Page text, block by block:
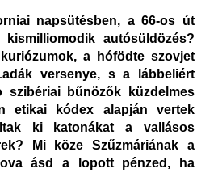
napsütésben, a 66-os út
kismilliomodik autósüldözés?
a hófödte szovjet
versenye, s a lábbeliért
szibériai bűnözők küzdelmes
etikai kódex alapján vertek
ki katonákat a vallásos
Mi köze Szűzmáriának a
ásd a lopott pénzed, ha